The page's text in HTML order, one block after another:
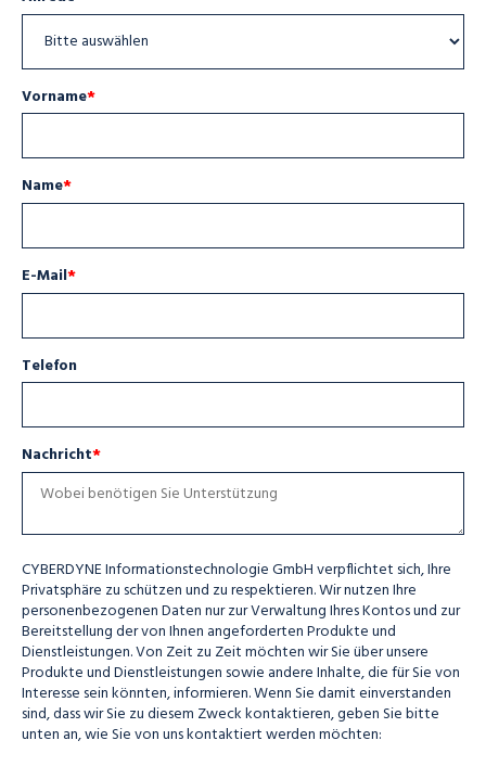
Vorname*
Name*
E-Mail*
Telefon
Nachricht*
CYBERDYNE Informationstechnologie GmbH verpflichtet sich, Ihre
Privatsphäre zu schützen und zu respektieren. Wir nutzen Ihre
personenbezogenen Daten nur zur Verwaltung Ihres Kontos und zur
Bereitstellung der von Ihnen angeforderten Produkte und
Dienstleistungen. Von Zeit zu Zeit möchten wir Sie über unsere
Produkte und Dienstleistungen sowie andere Inhalte, die für Sie von
Interesse sein könnten, informieren. Wenn Sie damit einverstanden
sind, dass wir Sie zu diesem Zweck kontaktieren, geben Sie bitte
unten an, wie Sie von uns kontaktiert werden möchten: